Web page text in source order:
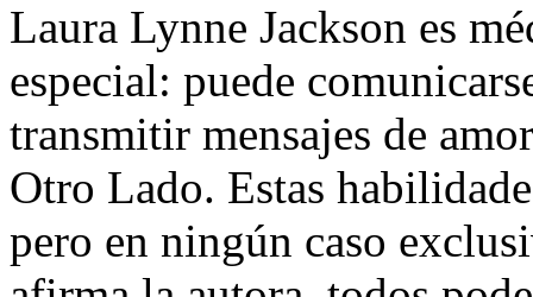
Laura Lynne Jackson es
especial: puede
transmitir mensajes de
Otro Lado. Estas
pero en ningún caso